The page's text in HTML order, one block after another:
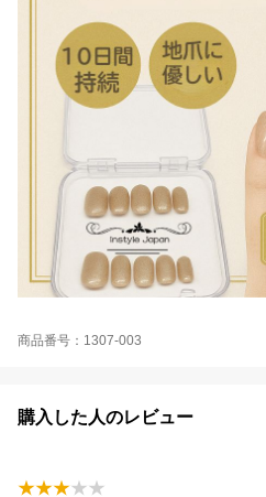
商品番号：1307-003
購入した人のレビュー